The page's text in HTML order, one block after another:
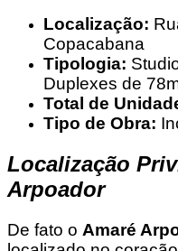
Localização:
Copacabana
Tipologia:
Duplexes de
Total de
Tipo de Obra:
Localização
Arpoador
De fato o Amaré